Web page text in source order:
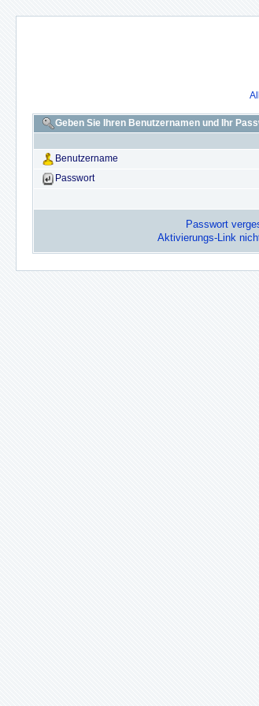
Geben Sie Ihren Benutzernamen und Ihr
Benutzername
Passwort
Passwort
Aktivierungs-Link